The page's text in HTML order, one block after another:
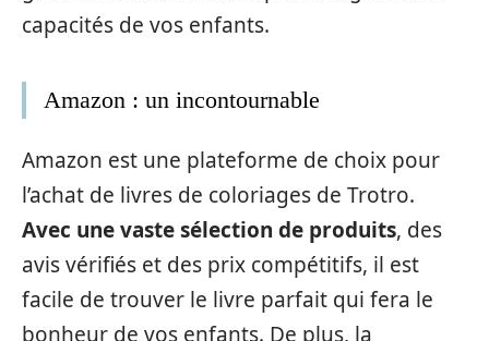
capacités de vos enfants.
Amazon : un incontournable
Amazon est une plateforme de choix pour
l’achat de livres de coloriages de Trotro.
Avec une vaste sélection de produits, des
avis vérifiés et des prix compétitifs, il est
facile de trouver le livre parfait qui fera le
bonheur de vos enfants. De plus, la